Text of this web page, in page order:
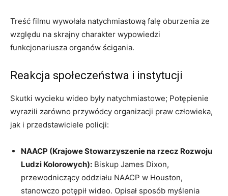
Treść filmu wywołała natychmiastową falę oburzenia ze
względu na skrajny charakter wypowiedzi
funkcjonariusza organów ścigania.
Reakcja społeczeństwa i instytucji
Skutki wycieku wideo były natychmiastowe; Potępienie
wyrazili zarówno przywódcy organizacji praw człowieka,
jak i przedstawiciele policji:
NAACP (Krajowe Stowarzyszenie na rzecz Rozwoju
Ludzi Kolorowych): Biskup James Dixon,
przewodniczący oddziału NAACP w Houston,
stanowczo potępił wideo. Opisał sposób myślenia